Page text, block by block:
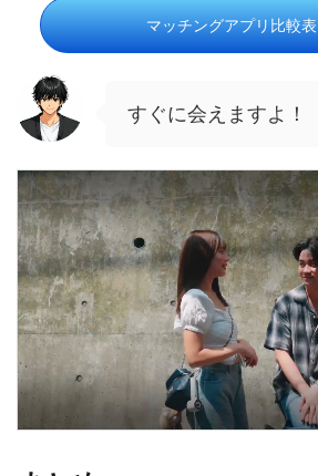
マッチングアプリ比較表
すぐに会えますよ！